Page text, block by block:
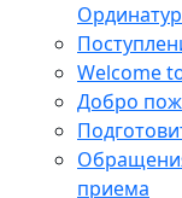
Welcome
Добро
приема